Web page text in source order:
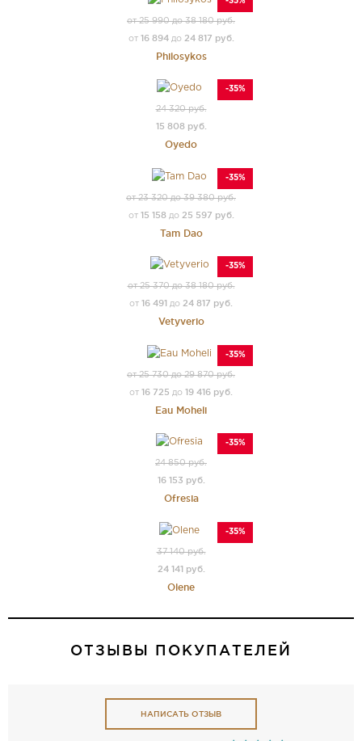
от 25 990 до 38 180 руб.
от 16 894до 24 817 руб.
Philosykos
-35%
24 320 руб.
15 808 руб.
Oyedo
-35%
от 23 320 до 39 380 руб.
от 15 158до 25 597 руб.
Tam Dao
-35%
от 25 370 до 38 180 руб.
от 16 491 до 24 817 руб.
Vetyverio
-35%
от 25 730 до 29 870 руб.
от 16 725 до 19 416 руб.
Eau Moheli
-35%
24 850 руб.
16 153 руб.
Ofresia
-35%
37 140 руб.
24 141 руб.
Olene
ОТЗЫВЫ ПОКУПАТЕЛЕЙ
НАПИСАТЬ ОТЗЫВ